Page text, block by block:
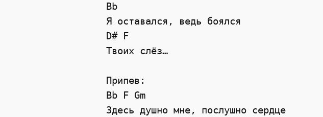
Bb
Я оставался, ведь боялся
D# F
Твоих слёз…
Припев:
Bb F Gm
Здесь душно мне, послушно сердце